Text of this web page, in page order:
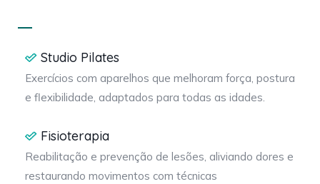
Studio Pilates
Exercícios com aparelhos que melhoram força, postura
e flexibilidade, adaptados para todas as idades.
Fisioterapia
Reabilitação e prevenção de lesões, aliviando dores e
restaurando movimentos com técnicas